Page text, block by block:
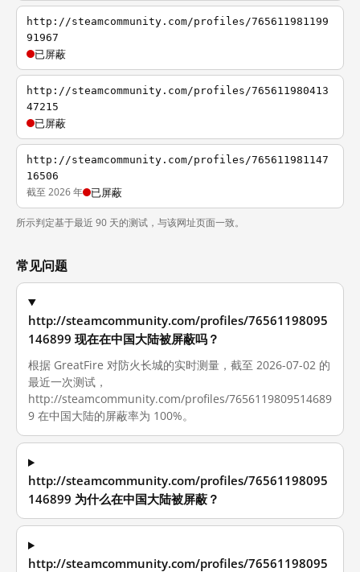
http://steamcommunity.com/profiles/765611981199
91967
已屏蔽
http://steamcommunity.com/profiles/765611980413
47215
已屏蔽
http://steamcommunity.com/profiles/765611981147
16506
截至 2026 年 已屏蔽
所示判定基于最近 90 天的测试，与该网址页面一致。
常见问题
http://steamcommunity.com/profiles/76561198095
146899 现在在中国大陆被屏蔽吗？
根据 GreatFire 对防火长城的实时测量，截至 2026-07-02 的
最近一次测试，
http://steamcommunity.com/profiles/7656119809514689
9 在中国大陆的屏蔽率为 100%。
http://steamcommunity.com/profiles/76561198095
146899 为什么在中国大陆被屏蔽？
http://steamcommunity.com/profiles/76561198095